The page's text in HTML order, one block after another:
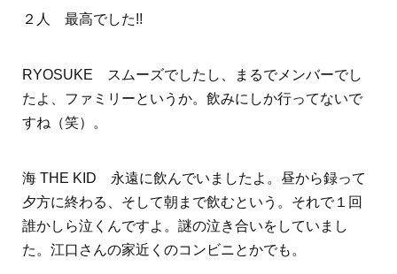
２人 最高でした!!
RYOSUKE スムーズでしたし、まるでメンバーでし
たよ、ファミリーというか。飲みにしか行ってないで
すね（笑）。
海 THE KID 永遠に飲んでいましたよ。昼から録って
夕方に終わる、そして朝まで飲むという。それで１回
誰かしら泣くんですよ。謎の泣き合いをしていまし
た。江口さんの家近くのコンビニとかでも。